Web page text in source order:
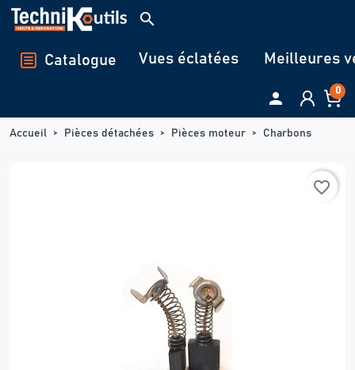
Panneau de gestion des cookies
search
Catalogue Vues éclatées Meilleures
 0
Accueil Pièces détachées Pièces moteur Charbons
favorite_border